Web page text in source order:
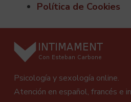
Política de Cookies
Psicología y sexología online.
Atención en español, francés e